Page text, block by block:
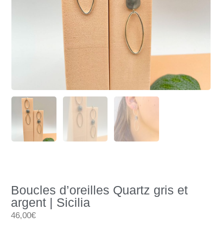
Boucles d’oreilles Quartz gris et
argent | Sicilia
46,00€